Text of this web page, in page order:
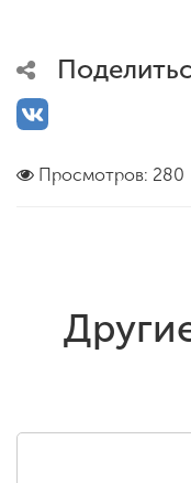
Просмотров: 280